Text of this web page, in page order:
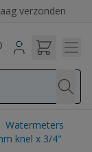
verzonden
Watermeters
knel x 3/4"